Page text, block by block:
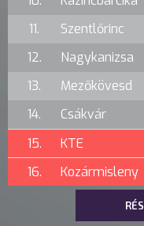
11.
Szentlőrinc
12.
Nagykanizsa
13.
Mezőkövesd
14.
Csákvár
15.
KTE
16.
Kozármisleny